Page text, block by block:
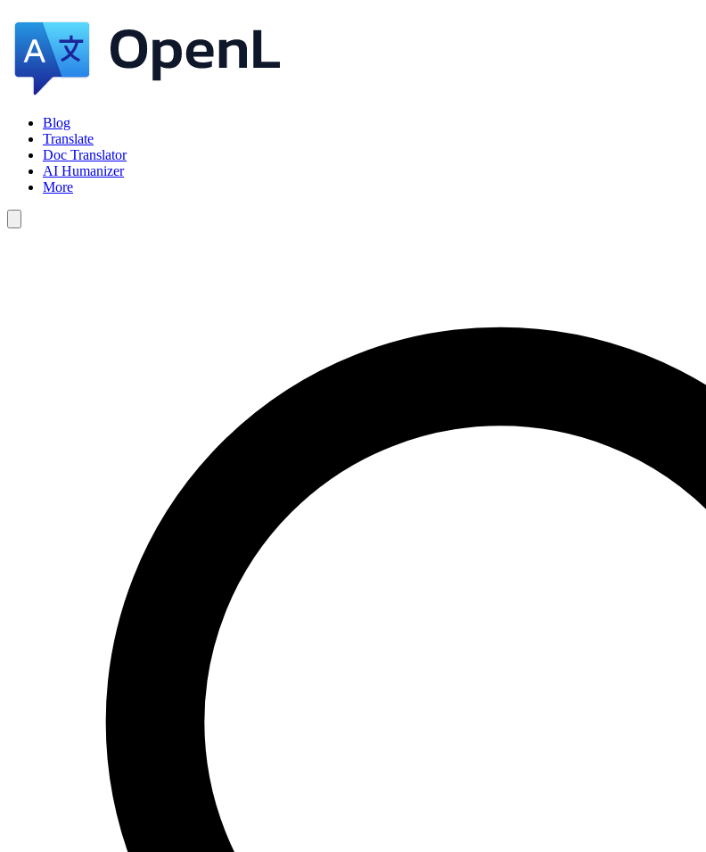
Blog
Translate
Doc Translator
AI Humanizer
More